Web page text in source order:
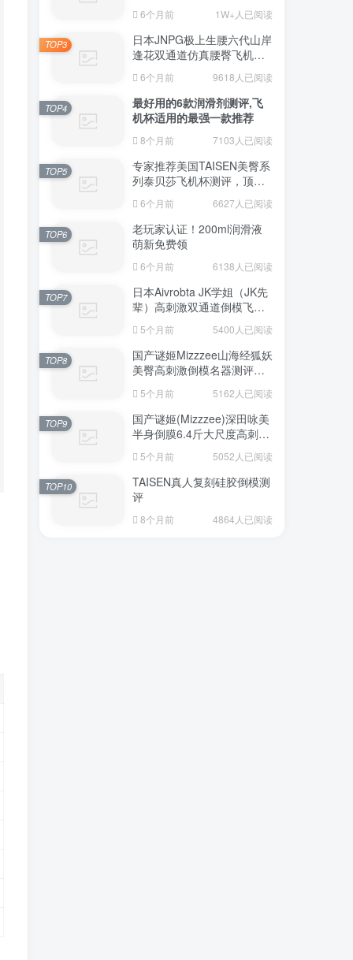
6个月前 1W+人已阅读
日本JNPG极上生腰六代山岸
逢花双通道仿真腰臀飞机杯
致真实感的资深玩家
6个月前 9618人已阅读
TOP3
最好用的6款润滑剂测评,飞
机杯适用的最强一款推荐
8个月前 7103人已阅读
TOP4
专家推荐美国TAISEN美臀系
列泰贝莎飞机杯测评，顶级
品质带来极致享受!
6个月前 6627人已阅读
TOP5
老玩家认证！200ml润滑液
萌新免费领
6个月前 6138人已阅读
TOP6
日本Aivrobta JK学姐（JK先
辈）高刺激双通道倒模飞机
杯深度测评报告
5个月前 5400人已阅读
TOP7
国产谜姬Mizzzee山海经狐妖
美臀高刺激倒模名器测评报
5个月前 5162人已阅读
TOP8
国产谜姬(Mizzzee)深田咏美
半身倒膜6.4斤大尺度高刺激
5个月前 5052人已阅读
TOP9
TAISEN真人复刻硅胶倒模测
评
8个月前 4864人已阅读
TOP10